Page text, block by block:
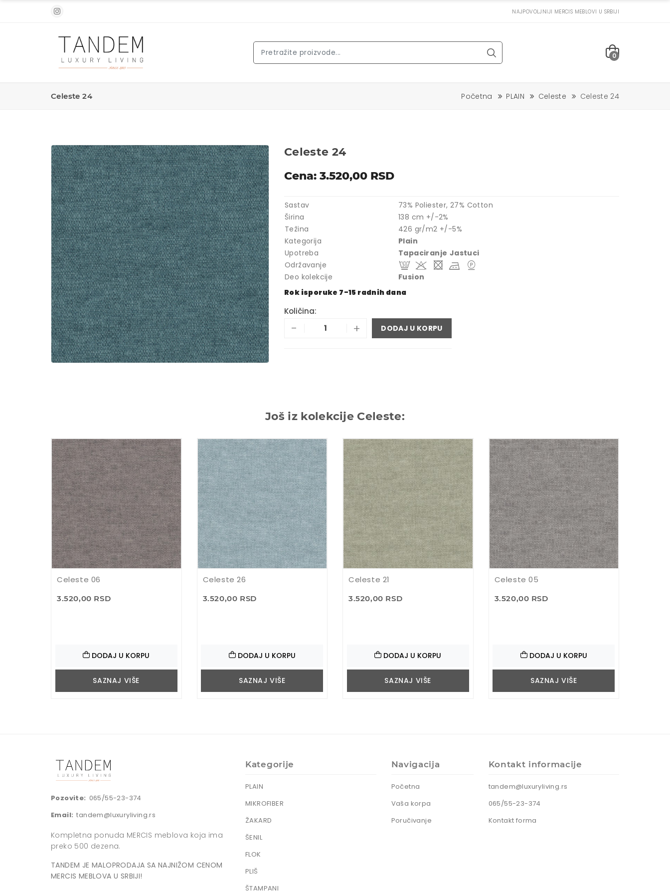
NAJPOVOLJNIJI MERCIS MEBLOVI U SRBIJI
0
Celeste 24 Početna PLAIN Celeste Celeste 24
Celeste 24
Cena: 3.520,00 RSD
Sastav
73% Poliester, 27% Cotton
Širina
138 cm +/-2%
Težina
426 gr/m2 +/-5%
Kategorija
Plain
Upotreba
Tapaciranje Jastuci
Održavanje
Deo kolekcije
Fusion
Rok isporuke 7-15 radnih dana
Količina:
- + DODAJ U KORPU
Još iz kolekcije Celeste:
Celeste 06
3.520,00 RSD
DODAJ U KORPU
SAZNAJ VIŠE
Celeste 26
3.520,00 RSD
DODAJ U KORPU
SAZNAJ VIŠE
Celeste 21
3.520,00 RSD
DODAJ U KORPU
SAZNAJ VIŠE
Celeste 05
3.520,00 RSD
DODAJ U KORPU
SAZNAJ VIŠE
Pozovite: 065/55-23-374
Email: tandem@luxuryliving.rs
Kompletna ponuda MERCIS meblova koja ima
preko 500 dezena.
TANDEM JE MALOPRODAJA SA NAJNIŽOM CENOM
MERCIS MEBLOVA U SRBIJI!
Kategorije
PLAIN
MIKROFIBER
ŽAKARD
ŠENIL
FLOK
PLIŠ
ŠTAMPANI
Navigacija
Početna
Vaša korpa
Poručivanje
Kontakt informacije
tandem@luxuryliving.rs
065/55-23-374
Kontakt forma